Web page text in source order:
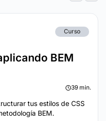
Curso
BEM
39 min.
tus estilos de CSS
BEM.